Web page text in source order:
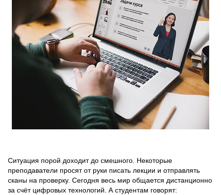
Ситуация порой доходит до смешного. Некоторые
преподаватели просят от руки писать лекции и отправлять
сканы на проверку. Сегодня весь мир общается дистанционно
за счёт цифровых технологий. А студентам говорят: